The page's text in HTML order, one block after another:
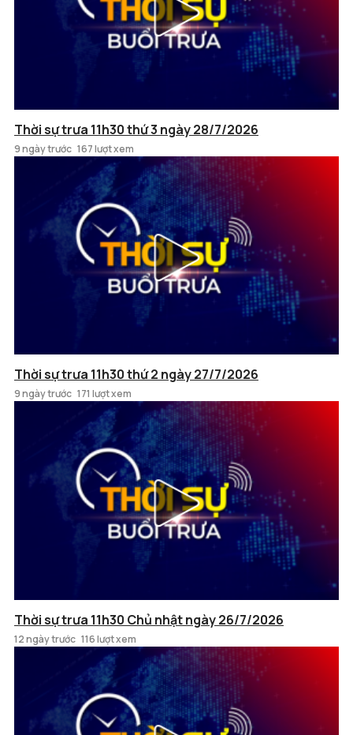
Thời sự trưa 11h30 thứ 3 ngày 28/7/2026
9 ngày trước 167 lượt xem
Thời sự trưa 11h30 thứ 2 ngày 27/7/2026
9 ngày trước 171 lượt xem
Thời sự trưa 11h30 Chủ nhật ngày 26/7/2026
12 ngày trước 116 lượt xem